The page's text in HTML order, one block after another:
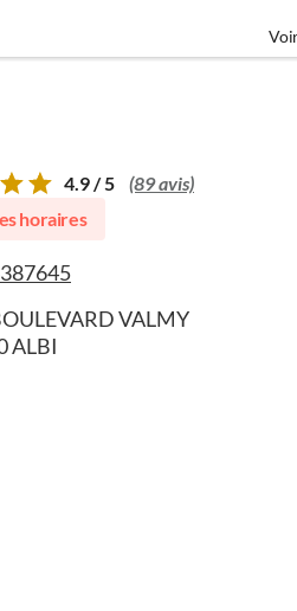
4.9 / 5 (89 avis)
horaires
VALMY
ALBI